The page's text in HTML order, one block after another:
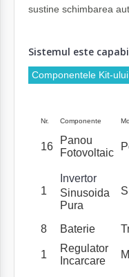
sustine schimbarea
Sistemul este
Componentele Kit-ului
Nr. Componente
16
Panou
Fotovoltaic
1
Invertor
Sinusoida
Pura
8
Baterie
1
Regulator
Incarcare